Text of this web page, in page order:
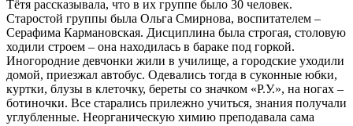
Тётя рассказывала, что в их группе было 30 человек.
Старостой группы была Ольга Смирнова, воспитателем –
Серафима Кармановская. Дисциплина была строгая, столовую
ходили строем – она находилась в бараке под горкой.
Иногородние девчонки жили в училище, а городские уходили
домой, приезжал автобус. Одевались тогда в суконные юбки,
куртки, блузы в клеточку, береты со значком «Р.У.», на ногах –
ботиночки. Все старались прилежно учиться, знания получали
углубленные. Неорганическую химию преподавала сама